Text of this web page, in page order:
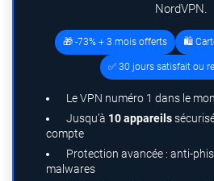
NordVPN.
🎁 -73% + 3 mois offerts 🛍️
✅ 30 jours satisfait ou
Le VPN numéro 1 dans le
Jusqu’à 10 appareils
compte
Protection avancée : anti-
malwares